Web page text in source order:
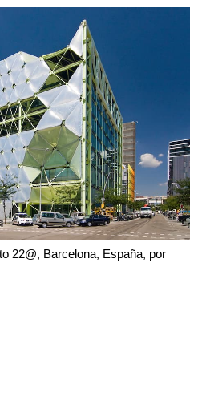
22@, Barcelona, España, por